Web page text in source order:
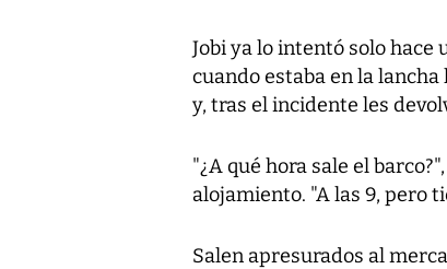
Jobi ya lo intentó solo hace
cuando estaba en la
y, tras el incidente les
"¿A qué hora sale el
alojamiento. "A las 9, pero
Salen apresurados al